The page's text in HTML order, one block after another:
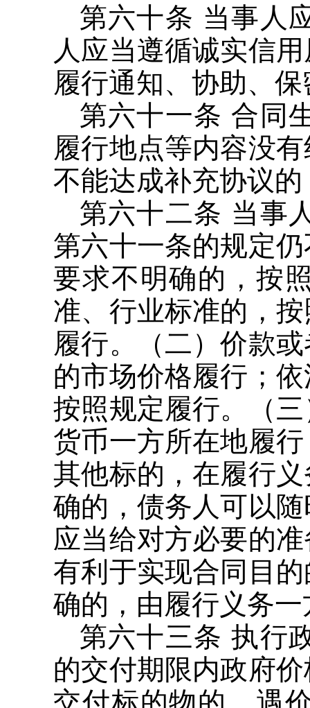
第六十条 当事人
人应当遵循诚实信
履行通知、协助、
第六十一条 合同
履行地点等内容没
不能达成补充协议
第六十二条 当事
第六十一条的规定
要求不明确的，按
准、行业标准的，
履行。（二）价款
的市场价格履行；
按照规定履行。（
货币一方所在地履
其他标的，在履行
确的，债务人可以
应当给对方必要的
有利于实现合同目
确的，由履行义务
第六十三条 执行
的交付期限内政府